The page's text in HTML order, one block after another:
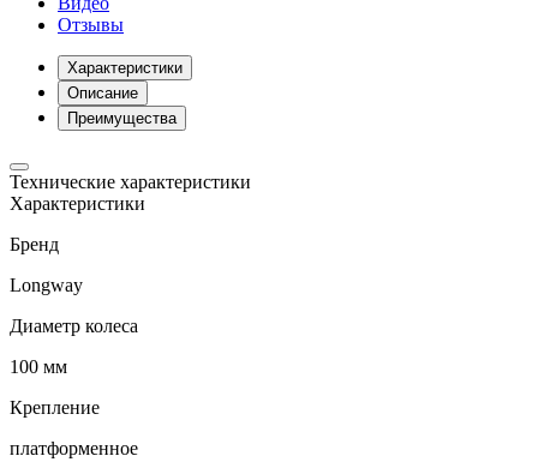
Отзывы
Характеристики
Описание
Преимущества
Технические характеристики
Характеристики
Бренд
Longway
Диаметр колеса
100 мм
Крепление
платформенное